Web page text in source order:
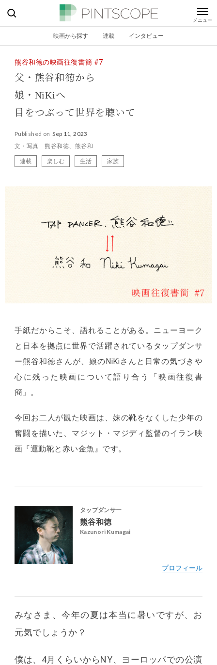
映画から探す 連載 インタビュー
熊谷和徳の映画往復書簡 #7
父・熊谷和徳から
娘・NiKiへ
目をつぶって世界を聴いて
Published on Sep 11, 2023
文・写真 熊谷和徳、熊谷和
連載 楽しむ 生活 家族
手紙だからこそ、語れることがある。ニューヨーク
と日本を拠点に世界で活躍されているタップダンサ
ー熊谷和徳さんが、娘のNiKiさんと日常の気づきや
心に残った映画について語り合う「映画往復書
簡」。
今回お二人が観た映画は、妹の靴をなくした少年の
奮闘を描いた、マジット・マジディ監督のイラン映
画『運動靴と赤い金魚』です。
タップダンサー
熊谷和徳
Kazunori Kumagai
みなさま、今年の夏は本当に暑いですが、お
元気でしょうか？
僕は、4月くらいからNY、ヨーロッパでの公演